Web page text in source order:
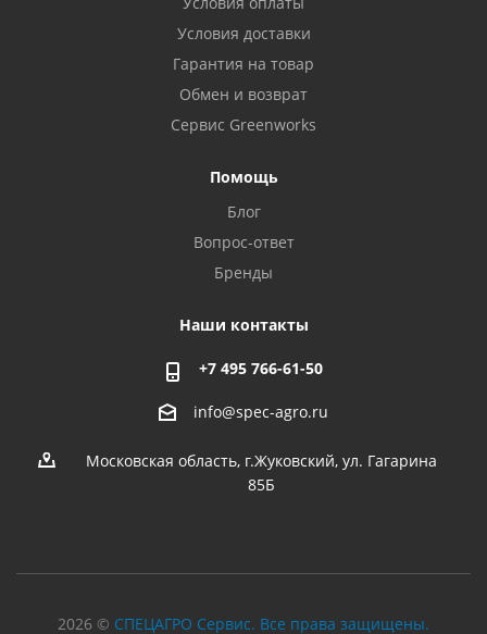
Условия доставки
Гарантия на товар
Обмен и возврат
Сервис Greenworks
Помощь
Блог
Вопрос-ответ
Бренды
Наши контакты
+7 495 766-61-50
info@spec-agro.ru
Московская область, г.Жуковский, ул. Гагарина
85Б
2026 © СПЕЦАГРО Сервис. Все права защищены.